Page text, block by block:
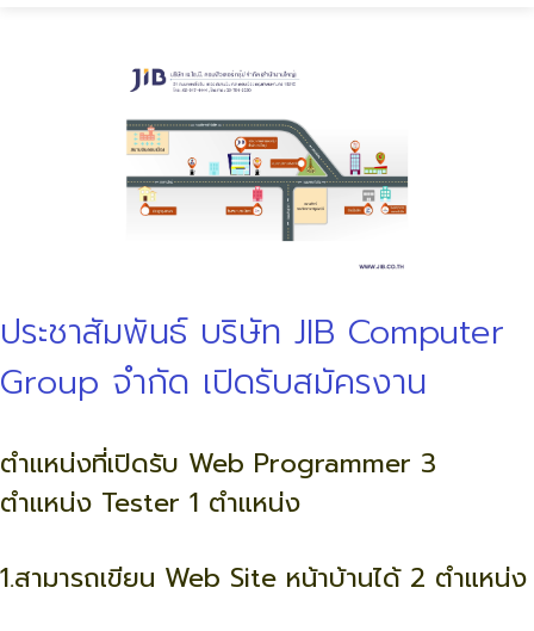
ประชาสัมพันธ์ บริษัท JIB Computer
Group จำกัด เปิดรับสมัครงาน
ตำแหน่งที่เปิดรับ Web Programmer 3
ตำแหน่ง Tester 1 ตำแหน่ง
1.สามารถเขียน Web Site หน้าบ้านได้ 2 ตำแหน่ง